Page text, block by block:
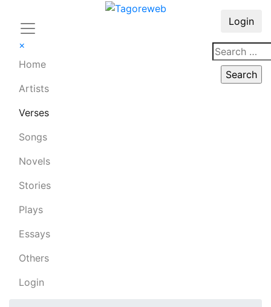
×
Home
Artists
Verses
Songs
Novels
Stories
Plays
Essays
Others
Login
Login